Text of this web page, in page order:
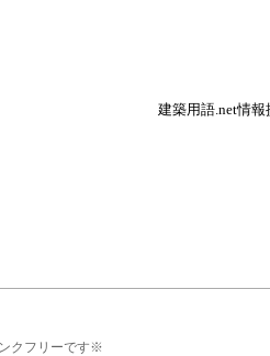
建築用語.net情報
クフリーです※